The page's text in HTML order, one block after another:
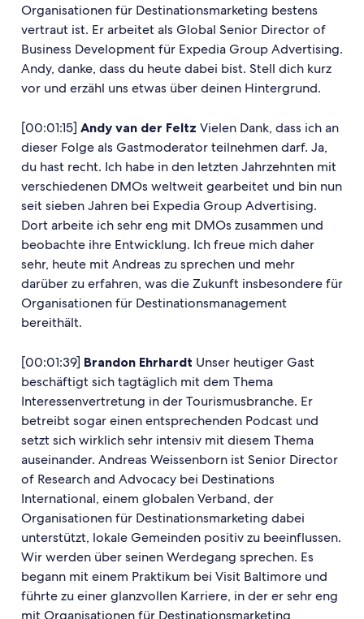
Organisationen für Destinationsmarketing bestens
vertraut ist. Er arbeitet als Global Senior Director of
Business Development für Expedia Group Advertising.
Andy, danke, dass du heute dabei bist. Stell dich kurz
vor und erzähl uns etwas über deinen Hintergrund.
[00:01:15] Andy van der Feltz Vielen Dank, dass ich an
dieser Folge als Gastmoderator teilnehmen darf. Ja,
du hast recht. Ich habe in den letzten Jahrzehnten mit
verschiedenen DMOs weltweit gearbeitet und bin nun
seit sieben Jahren bei Expedia Group Advertising.
Dort arbeite ich sehr eng mit DMOs zusammen und
beobachte ihre Entwicklung. Ich freue mich daher
sehr, heute mit Andreas zu sprechen und mehr
darüber zu erfahren, was die Zukunft insbesondere für
Organisationen für Destinationsmanagement
bereithält.
[00:01:39] Brandon Ehrhardt Unser heutiger Gast
beschäftigt sich tagtäglich mit dem Thema
Interessenvertretung in der Tourismusbranche. Er
betreibt sogar einen entsprechenden Podcast und
setzt sich wirklich sehr intensiv mit diesem Thema
auseinander. Andreas Weissenborn ist Senior Director
of Research and Advocacy bei Destinations
International, einem globalen Verband, der
Organisationen für Destinationsmarketing dabei
unterstützt, lokale Gemeinden positiv zu beeinflussen.
Wir werden über seinen Werdegang sprechen. Es
begann mit einem Praktikum bei Visit Baltimore und
führte zu einer glanzvollen Karriere, in der er sehr eng
mit Organisationen für Destinationsmarketing